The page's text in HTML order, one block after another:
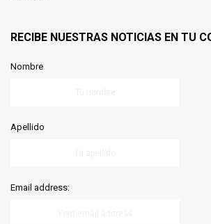
RECIBE NUESTRAS NOTICIAS EN TU
Nombre
Apellido
Email address: